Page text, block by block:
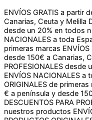
Canarias, Ceuta y Melilla
desde un 20% en todos
NACIONALES a toda
primeras marcasENVÍOS
desde 150€ a Canarias,
PROFESIONALES desde
ENVÍOS NACIONALES a
ORIGINALES de primeras
€ a península y desde
DESCUENTOS PARA
nuestros productos
PRODUCTOS